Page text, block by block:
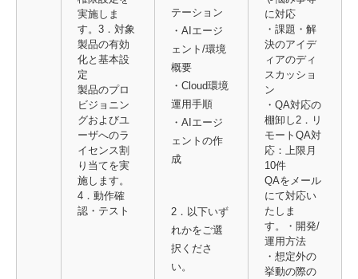
実施しま
す。3．対象
製品の有効
化と基本設
定
製品のプロ
ビジョニン
グおよびユ
ーザへのラ
イセンス割
り当てを実
施します。
4．動作確
認・テスト
テーション
・AIエージ
ェント/環境
概要
・Cloud環境
運用手順
・AIエージ
ェントの作
成
2．以下いず
れかをご選
択くださ
い。
に対応
・課題・解
決のアイデ
ィアのディ
スカッショ
ン
・QA対応の
棚卸し2．リ
モートQA対
応：上限月
10件
QAをメール
にて対応い
たしま
す。・開発/
運用方法
・想定外の
挙動の際の